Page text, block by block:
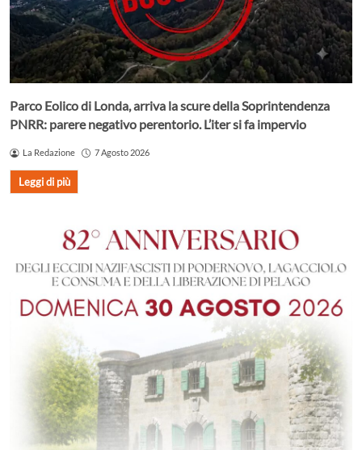
Parco Eolico di Londa, arriva la scure della Soprintendenza
PNRR: parere negativo perentorio. L’iter si fa impervio
La Redazione 7 Agosto 2026
Leggi di più